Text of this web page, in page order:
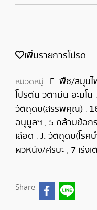
เพิ่มรายการโปรด
หมวดหมู่ : E. พืช/สมุน
โปรตีน วิตามีน อะมิโน ,
วัตถุดิบ(สรรพคุณ) ,
อนุมูลฯ , 5 กล้ามข้อก
เลือด , J. วัตถุดิบ(โรค
ผิวหนัง/ศีรษะ , 7 เร่ง
Share